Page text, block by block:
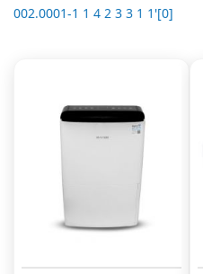
002.0001-1 1 4 2 3 3 1 1'[0]